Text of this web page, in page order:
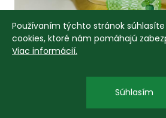
Používaním týchto stránok
cookies, ktoré nám pomáhajú
Viac informácií.
Súhlasím